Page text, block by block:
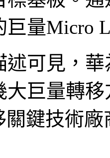
巨量Micro
述可見，
大巨量轉
鍵技術